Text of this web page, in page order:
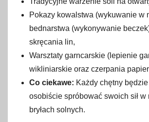
Pokazy kowalstwa (wykuwanie w
bednarstwa (wykonywanie
skręcania lin,
Warsztaty garncarskie (lepienie
wikliniarskie oraz czerpania
Co ciekawe: Każdy chętny będzie
osobiście spróbować swoich sił w
bryłach solnych.